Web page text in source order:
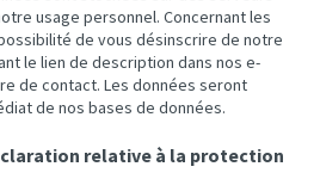
usage personnel. Concernant les
de vous désinscrire de notre
le lien de description dans nos e-
de contact. Les données seront
de nos bases de données.
relative à la protection